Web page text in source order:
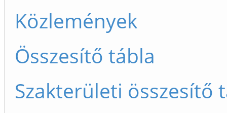
Közlemények
Összesítő tábla
Szakterületi összesítő